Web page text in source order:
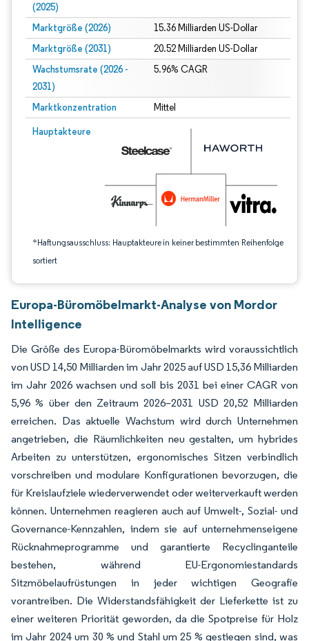
(2025)
Marktgröße (2026) 15.36 Milliarden US-Dollar
Marktgröße (2031) 20.52 Milliarden US-Dollar
Wachstumsrate (2026 -
2031)
5.96% CAGR
Marktkonzentration Mittel
Hauptakteure
*Haftungsausschluss: Hauptakteure in keiner bestimmten Reihenfolge
sortiert
Bild © Mordor Intelligence. Wiederverwendung erfordert Namensnennung
Europa-Büromöbelmarkt-Analyse von Mordor
Intelligence
Die Größe des Europa-Büromöbelmarkts wird voraussichtlich
von USD 14,50 Milliarden im Jahr 2025 auf USD 15,36 Milliarden
im Jahr 2026 wachsen und soll bis 2031 bei einer CAGR von
5,96 % über den Zeitraum 2026–2031 USD 20,52 Milliarden
erreichen. Das aktuelle Wachstum wird durch Unternehmen
angetrieben, die Räumlichkeiten neu gestalten, um hybrides
Arbeiten zu unterstützen, ergonomisches Sitzen verbindlich
vorschreiben und modulare Konfigurationen bevorzugen, die
für Kreislaufziele wiederverwendet oder weiterverkauft werden
können. Unternehmen reagieren auch auf Umwelt-, Sozial- und
Governance-Kennzahlen, indem sie auf unternehmenseigene
Rücknahmeprogramme und garantierte Recyclinganteile
bestehen, während EU-Ergonomiestandards
Sitzmöbelaufrüstungen in jeder wichtigen Geografie
vorantreiben. Die Widerstandsfähigkeit der Lieferkette ist zu
einer weiteren Priorität geworden, da die Spotpreise für Holz
im Jahr 2024 um 30 % und Stahl um 25 % gestiegen sind, was